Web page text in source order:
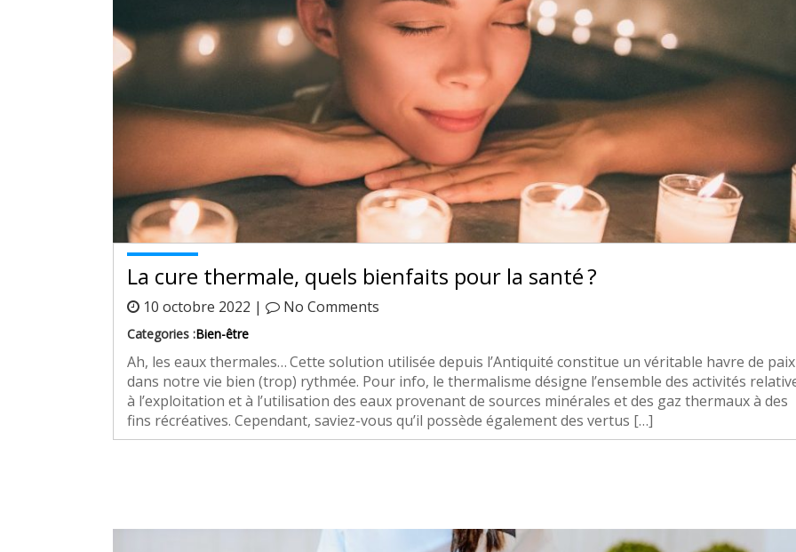
La cure thermale, quels bienfaits pour la santé ?
10 octobre 2022 | No Comments
Categories :Bien-être
Ah, les eaux thermales… Cette solution utilisée depuis l’Antiquité constitue un véritable havre de paix
dans notre vie bien (trop) rythmée. Pour info, le thermalisme désigne l’ensemble des activités
à l’exploitation et à l’utilisation des eaux provenant de sources minérales et des gaz thermaux à des
fins récréatives. Cependant, saviez-vous qu’il possède également des vertus […]